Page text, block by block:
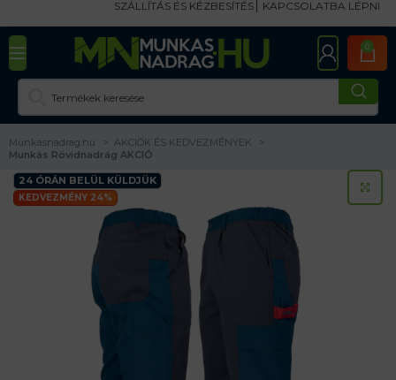
SZÁLLÍTÁS ÉS KÉZBESÍTÉS KAPCSOLATBA LÉPNI
0
Munkasnadrag.hu
AKCIÓK ÉS KEDVEZMÉNYEK
Munkás Rövidnadrág AKCIÓ
24 ÓRÁN BELÜL KÜLDJÜK
KEDVEZMÉNY 24%